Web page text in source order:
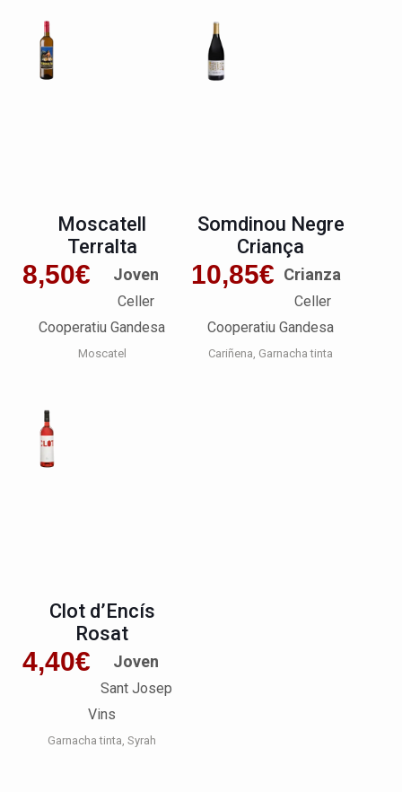
Moscatell
Terralta
8,50€ Joven
Celler
Cooperatiu Gandesa
Moscatel
Somdinou Negre
Criança
10,85€ Crianza
Celler
Cooperatiu Gandesa
Cariñena Garnacha tinta
Clot d’Encís
Rosat
4,40€ Joven
Sant Josep
Vins
Garnacha tinta Syrah